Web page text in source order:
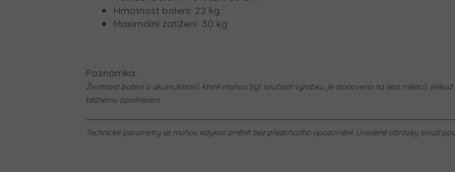
Hmotnost balení: 22 kg
Maximální zatížení: 30 kg
Poznámka:
Životnost baterií a akumulátorů, které mohou být součástí výrobku, je stanovena na šest měsíců,
běžnému opotřebení.
Technické parametry se mohou kdykoli změnit bez předchozího upozornění. Uvedené obrázky slouží